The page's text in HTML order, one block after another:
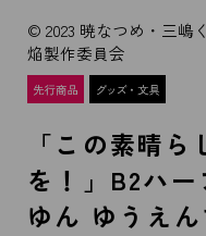
© 2023 暁なつめ・三嶋
焔製作委員会
「この素晴
を！」B2ハ
ゆん ゆうえ